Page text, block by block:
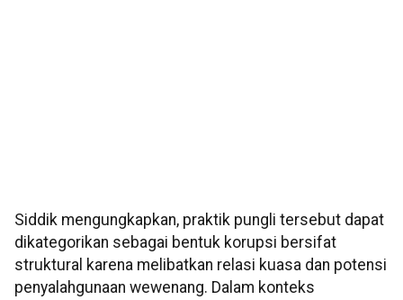
Siddik mengungkapkan, praktik pungli tersebut dapat
dikategorikan sebagai bentuk korupsi bersifat
struktural karena melibatkan relasi kuasa dan potensi
penyalahgunaan wewenang. Dalam konteks